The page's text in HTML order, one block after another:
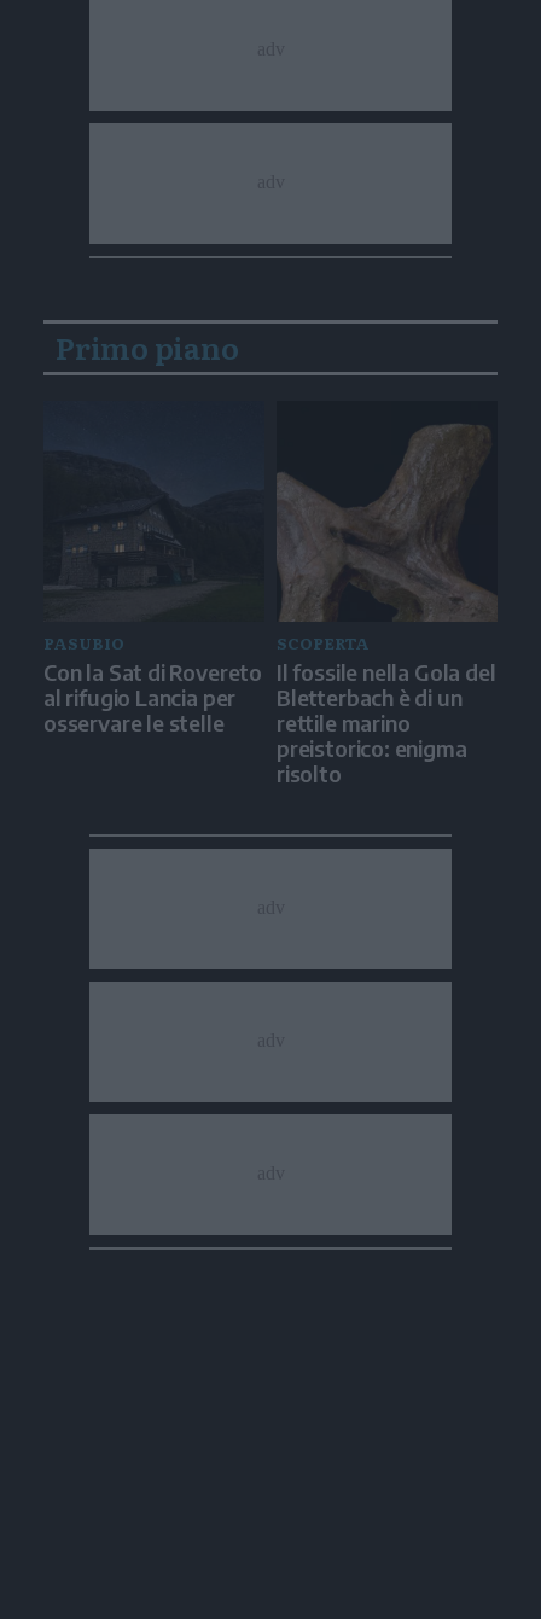
Primo piano
PASUBIO
Con la Sat di Rovereto
al rifugio Lancia per
osservare le stelle
SCOPERTA
Il fossile nella Gola del
Bletterbach è di un
rettile marino
preistorico: enigma
risolto